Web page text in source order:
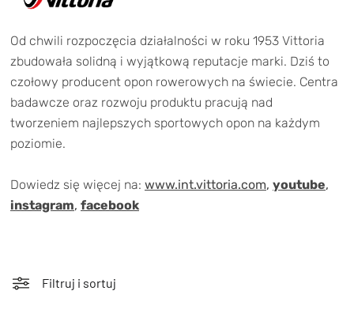
Kup bon podarunkowy
Zestawy opon Vittoria teraz w
KOŁA
TRENING
WYPRZEDAŻ
OUTLET
NOWOŚCI
BONY
EN
Od chwili rozpoczęcia działalności w roku 1953 Vittoria
zbudowała solidną i wyjątkową reputacje marki. Dziś to
czołowy producent opon rowerowych na świecie. Centra
badawcze oraz rozwoju produktu pracują nad
tworzeniem najlepszych sportowych opon na każdym
poziomie.
Dowiedz się więcej na: www.int.vittoria.com, youtube,
instagram, facebook
Filtruj i sortuj